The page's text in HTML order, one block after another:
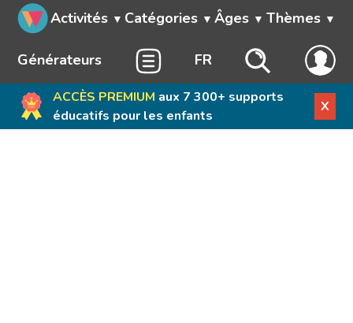
Activités Catégories Âges Thèmes
Générateurs FR
ACCÈS PREMIUM aux 7 300+ supports
éducatifs pour les enfants
X